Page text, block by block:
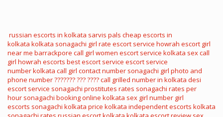
russian escorts in kolkata sarvis pals cheap escorts in
kolkata kolkata sonagachi girl rate escort service howrah escort girl
near me barrackpore call girl women escort service kolkata sex call
girl howrah escorts best escort service escort service
numberkolkata call girl contact number sonagachi girl photo and
phone number??????? ??? ????call grilled number in kolkata desi
escort service sonagachi prostitutes rates sonagachi rates per
hour sonagachi booking online kolkata sex girl number girl
escorts sonagachi kolkata price kolkata independent escorts kolkata